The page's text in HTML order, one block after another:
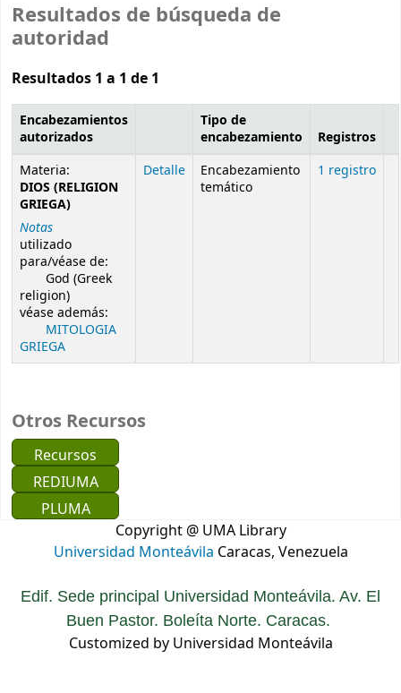
Otros Recursos
Recursos
REDIUMA
PLUMA
Resultados de búsqueda de
autoridad
Resultados 1 a 1 de 1
Resultados de búsqueda de autoridad
Encabezamientos
autorizados
Tipo de
encabezamiento
Registros
Materia:
DIOS (RELIGION
GRIEGA)
Notas
utilizado
para/véase de:
God (Greek
religion)
véase además:
MITOLOGIA
GRIEGA
Detalle
Encabezamiento
temático
1 registro
Copyright @ UMA Library
Universidad Monteávila Caracas, Venezuela
Edif. Sede principal Universidad Monteávila. Av. El
Buen Pastor. Boleíta Norte. Caracas.
Customized by Universidad Monteávila